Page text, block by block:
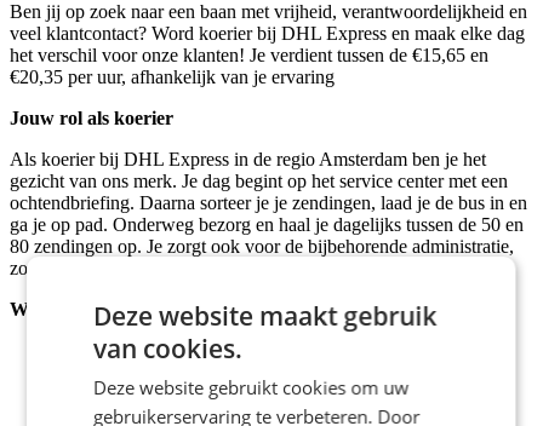
Ben jij op zoek naar een baan met vrijheid, verantwoordelijkheid en
veel klantcontact? Word koerier bij DHL Express en maak elke dag
het verschil voor onze klanten! Je verdient tussen de €15,65 en
€20,35 per uur, afhankelijk van je ervaring
Jouw rol als koerier
Als koerier bij DHL Express in de regio Amsterdam ben je het
gezicht van ons merk. Je dag begint op het service center met een
ochtendbriefing. Daarna sorteer je je zendingen, laad je de bus in en
ga je op pad. Onderweg bezorg en haal je dagelijks tussen de 50 en
80 zendingen op. Je zorgt ook voor de bijbehorende administratie,
zoals douanedocumenten en vrachtbrieven.
Wat we van je vragen
Minimaal 2 jaar in het bezit van rijbewijs B
Passie voor klantcontact en het leveren van topservice
Een Verklaring Omtrent Gedrag (VOG)
Deze website maakt gebruik
van cookies.
Deze website gebruikt cookies om uw
gebruikerservaring te verbeteren. Door